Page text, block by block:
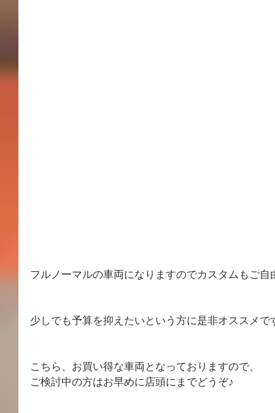
フルノーマルの車両になりますのでカスタムもご自
少しでも予算を抑えたいという方に是非オススメで
こちら、お買い得な車両となっておりますので、
ご検討中の方はお早めに店頭にまでどうぞ♪